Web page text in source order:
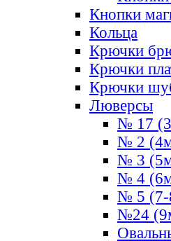
Кнопки
Кольца
Крючки
Крючки
Крючки
Люверсы
№ 17
№ 2
№ 3
№ 4
№ 5 (7-
№24